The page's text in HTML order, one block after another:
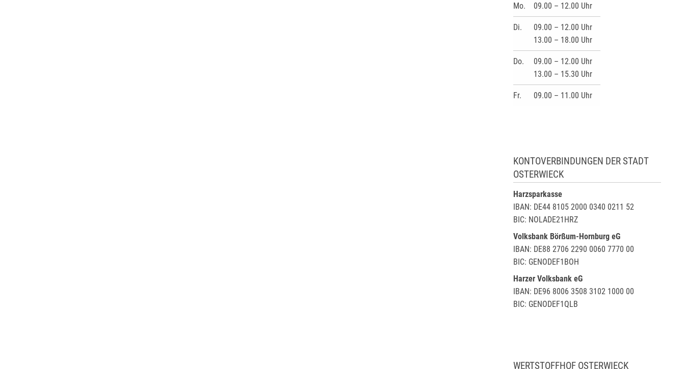
Mo. 09.00 – 12.00 Uhr
Di.
09.00 – 12.00 Uhr
13.00 – 18.00 Uhr
Do.
09.00 – 12.00 Uhr
13.00 – 15.30 Uhr
Fr. 09.00 – 11.00 Uhr
KONTOVERBINDUNGEN DER STADT
OSTERWIECK
Harzsparkasse
IBAN: DE44 8105 2000 0340 0211 52
BIC: NOLADE21HRZ
Volksbank Börßum-Hornburg eG
IBAN: DE88 2706 2290 0060 7770 00
BIC: GENODEF1BOH
Harzer Volksbank eG
IBAN: DE96 8006 3508 3102 1000 00
BIC: GENODEF1QLB
WERTSTOFFHOF OSTERWIECK